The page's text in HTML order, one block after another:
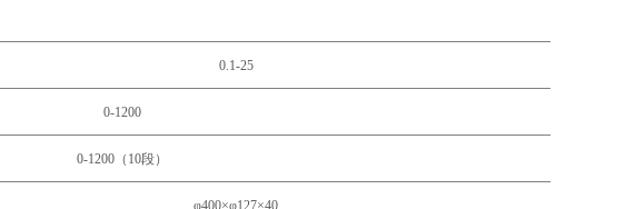
0.1-25
0-1200
0-1200（10段）
φ400×φ127×40